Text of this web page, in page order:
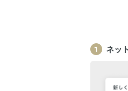
ネッ